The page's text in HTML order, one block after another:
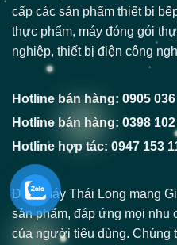
cấp các sản phẩm thiết bị
thực phẩm, máy đóng gói
nghiệp, thiết bị điện công
Hotline bán hàng: 0905
Hotline bán hàng: 0398
Hotline hợp tác: 0947 153
Điện Máy Thái Long mang
sản phẩm, đáp ứng mọi nhu
của người tiêu dùng. Chúng